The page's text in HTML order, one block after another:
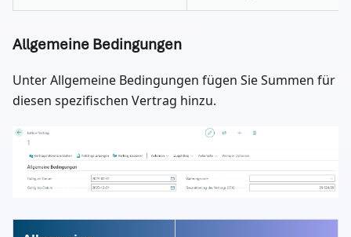
Allgemeine Bedingungen
Unter Allgemeine Bedingungen fügen Sie Summen für
diesen spezifischen Vertrag hinzu.